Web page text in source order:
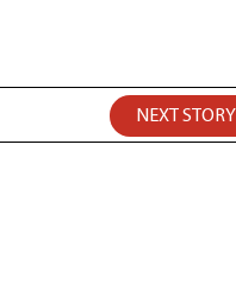
NEXT STORY